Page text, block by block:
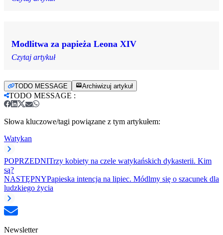
Modlitwa za papieża Leona XIV
Czytaj artykuł
TODO MESSAGE Archiwizuj artykuł
TODO MESSAGE :
Słowa kluczowe/tagi powiązane z tym artykułem:
Watykan
POPRZEDNITrzy kobiety na czele watykańskich dykasterii. Kim
są?
NASTĘPNYPapieska intencja na lipiec. Módlmy się o szacunek dla
ludzkiego życia
Newsletter